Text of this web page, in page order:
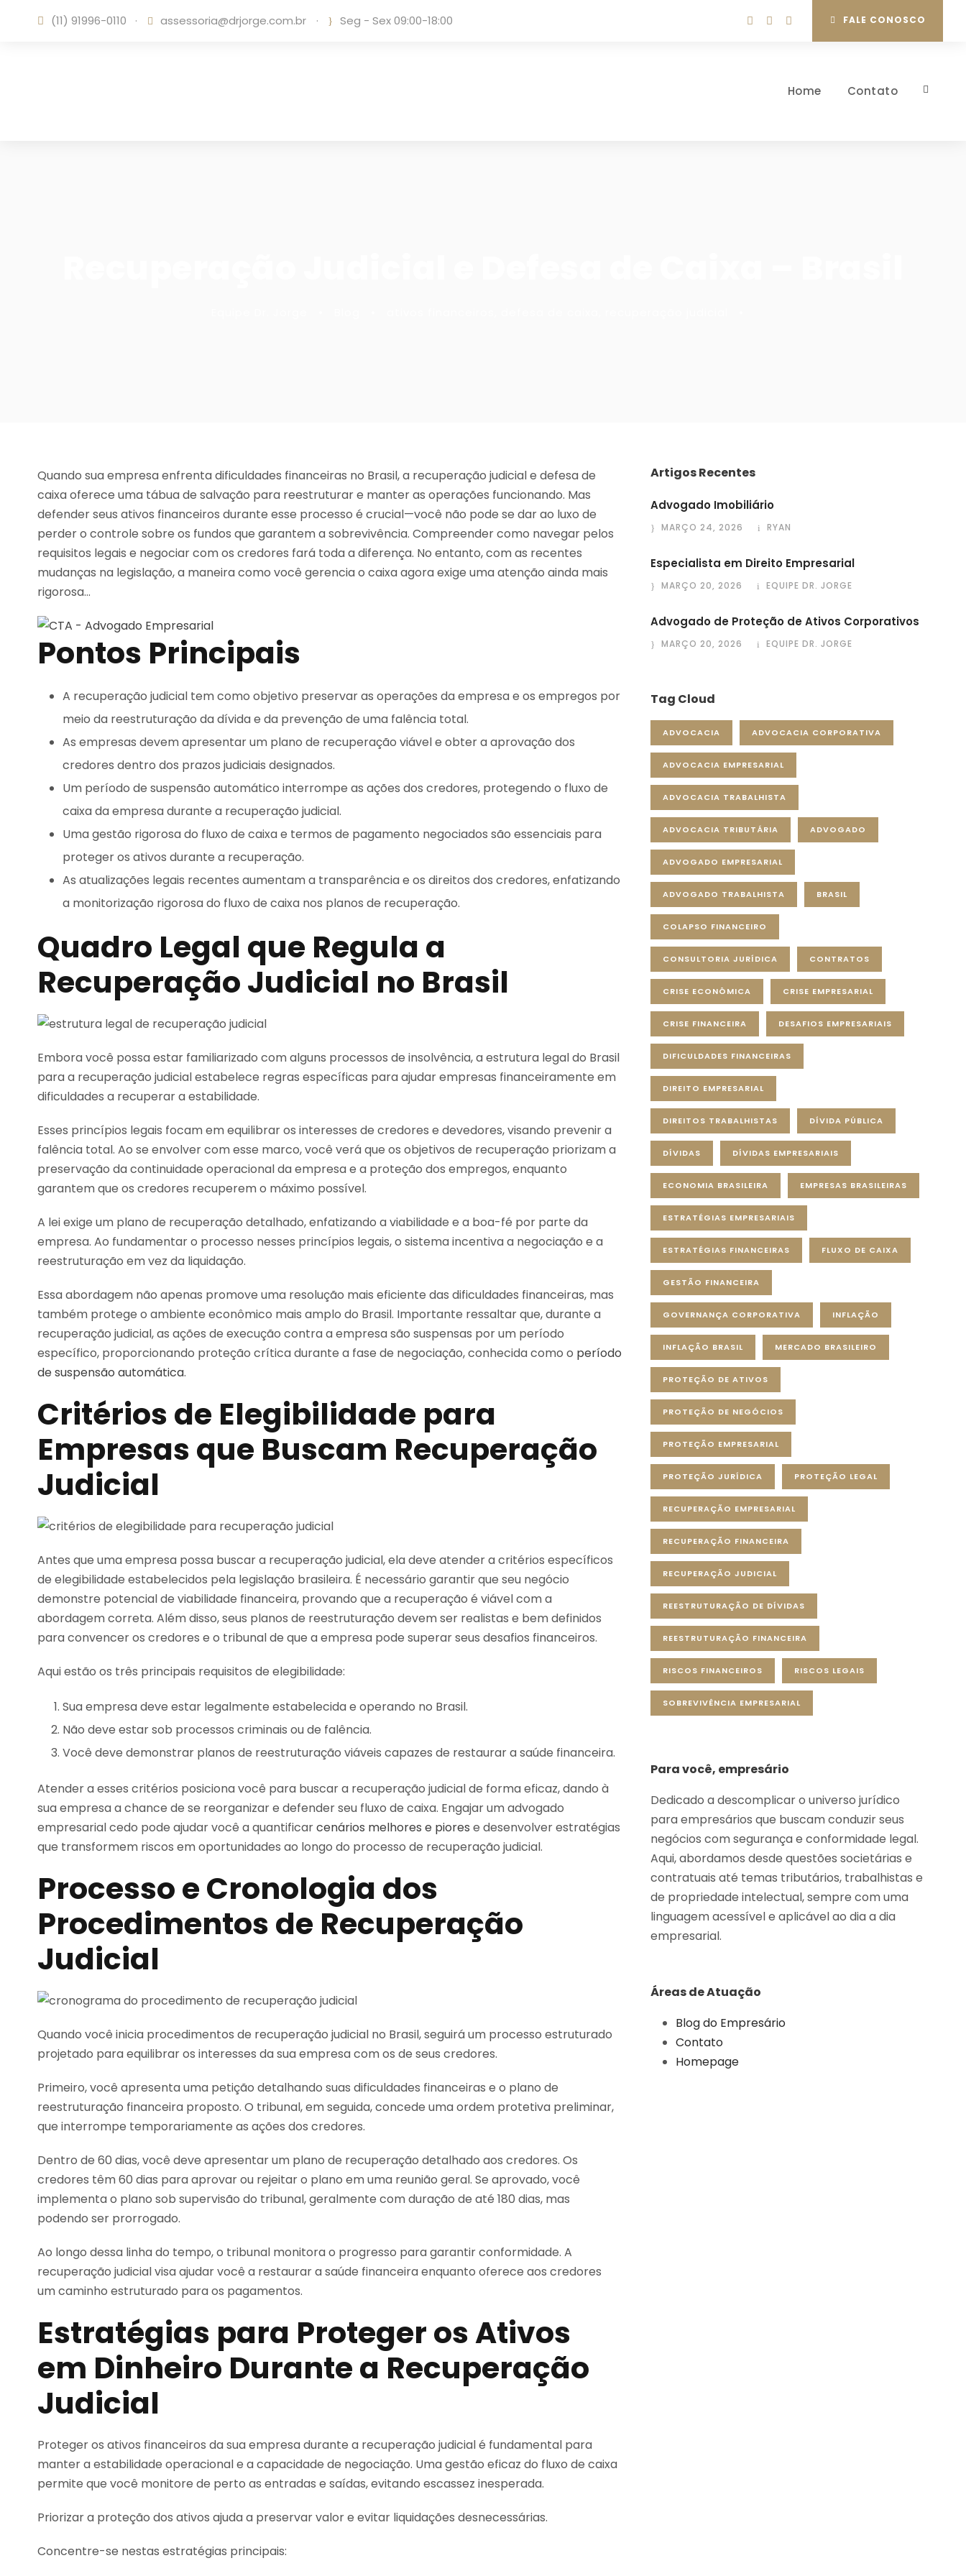
(11) 91996-0110 · assessoria@drjorge.com.br · Seg - Sex 09:00-18:00 FALE CONOSCO
Home Contato
Quando sua empresa enfrenta dificuldades financeiras no Brasil, a recuperação judicial e defesa de
caixa oferece uma tábua de salvação para reestruturar e manter as operações funcionando. Mas
defender seus ativos financeiros durante esse processo é crucial—você não pode se dar ao luxo de
perder o controle sobre os fundos que garantem a sobrevivência. Compreender como navegar pelos
requisitos legais e negociar com os credores fará toda a diferença. No entanto, com as recentes
mudanças na legislação, a maneira como você gerencia o caixa agora exige uma atenção ainda mais
rigorosa…
Pontos Principais
A recuperação judicial tem como objetivo preservar as operações da empresa e os empregos por
meio da reestruturação da dívida e da prevenção de uma falência total.
As empresas devem apresentar um plano de recuperação viável e obter a aprovação dos
credores dentro dos prazos judiciais designados.
Um período de suspensão automático interrompe as ações dos credores, protegendo o fluxo de
caixa da empresa durante a recuperação judicial.
Uma gestão rigorosa do fluxo de caixa e termos de pagamento negociados são essenciais para
proteger os ativos durante a recuperação.
As atualizações legais recentes aumentam a transparência e os direitos dos credores, enfatizando
a monitorização rigorosa do fluxo de caixa nos planos de recuperação.
Quadro Legal que Regula a
Recuperação Judicial no Brasil
Embora você possa estar familiarizado com alguns processos de insolvência, a estrutura legal do Brasil
para a recuperação judicial estabelece regras específicas para ajudar empresas financeiramente em
dificuldades a recuperar a estabilidade.
Esses princípios legais focam em equilibrar os interesses de credores e devedores, visando prevenir a
falência total. Ao se envolver com esse marco, você verá que os objetivos de recuperação priorizam a
preservação da continuidade operacional da empresa e a proteção dos empregos, enquanto
garantem que os credores recuperem o máximo possível.
A lei exige um plano de recuperação detalhado, enfatizando a viabilidade e a boa-fé por parte da
empresa. Ao fundamentar o processo nesses princípios legais, o sistema incentiva a negociação e a
reestruturação em vez da liquidação.
Essa abordagem não apenas promove uma resolução mais eficiente das dificuldades financeiras, mas
também protege o ambiente econômico mais amplo do Brasil. Importante ressaltar que, durante a
recuperação judicial, as ações de execução contra a empresa são suspensas por um período
específico, proporcionando proteção crítica durante a fase de negociação, conhecida como o período
de suspensão automática.
Critérios de Elegibilidade para
Empresas que Buscam Recuperação
Judicial
Antes que uma empresa possa buscar a recuperação judicial, ela deve atender a critérios específicos
de elegibilidade estabelecidos pela legislação brasileira. É necessário garantir que seu negócio
demonstre potencial de viabilidade financeira, provando que a recuperação é viável com a
abordagem correta. Além disso, seus planos de reestruturação devem ser realistas e bem definidos
para convencer os credores e o tribunal de que a empresa pode superar seus desafios financeiros.
Aqui estão os três principais requisitos de elegibilidade:
Sua empresa deve estar legalmente estabelecida e operando no Brasil.
Não deve estar sob processos criminais ou de falência.
Você deve demonstrar planos de reestruturação viáveis capazes de restaurar a saúde financeira.
Atender a esses critérios posiciona você para buscar a recuperação judicial de forma eficaz, dando à
sua empresa a chance de se reorganizar e defender seu fluxo de caixa. Engajar um advogado
empresarial cedo pode ajudar você a quantificarcenários melhores e piores e desenvolver estratégias
que transformem riscos em oportunidades ao longo do processo de recuperação judicial.
Processo e Cronologia dos
Procedimentos de Recuperação
Judicial
Quando você inicia procedimentos de recuperação judicial no Brasil, seguirá um processo estruturado
projetado para equilibrar os interesses da sua empresa com os de seus credores.
Primeiro, você apresenta uma petição detalhando suas dificuldades financeiras e o plano de
reestruturação financeira proposto. O tribunal, em seguida, concede uma ordem protetiva preliminar,
que interrompe temporariamente as ações dos credores.
Dentro de 60 dias, você deve apresentar um plano de recuperação detalhado aos credores. Os
credores têm 60 dias para aprovar ou rejeitar o plano em uma reunião geral. Se aprovado, você
implementa o plano sob supervisão do tribunal, geralmente com duração de até 180 dias, mas
podendo ser prorrogado.
Ao longo dessa linha do tempo, o tribunal monitora o progresso para garantir conformidade. A
recuperação judicial visa ajudar você a restaurar a saúde financeira enquanto oferece aos credores
um caminho estruturado para os pagamentos.
Estratégias para Proteger os Ativos
em Dinheiro Durante a Recuperação
Judicial
Proteger os ativos financeiros da sua empresa durante a recuperação judicial é fundamental para
manter a estabilidade operacional e a capacidade de negociação. Uma gestão eficaz do fluxo de caixa
permite que você monitore de perto as entradas e saídas, evitando escassez inesperada.
Priorizar a proteção dos ativos ajuda a preservar valor e evitar liquidações desnecessárias.
Concentre-se nestas estratégias principais:
Artigos Recentes
Advogado Imobiliário
MARÇO 24, 2026 RYAN
Especialista em Direito Empresarial
MARÇO 20, 2026 EQUIPE DR. JORGE
Advogado de Proteção de Ativos Corporativos
MARÇO 20, 2026 EQUIPE DR. JORGE
Tag Cloud
ADVOCACIA ADVOCACIA CORPORATIVA
ADVOCACIA EMPRESARIAL
ADVOCACIA TRABALHISTA
ADVOCACIA TRIBUTÁRIA ADVOGADO
ADVOGADO EMPRESARIAL
ADVOGADO TRABALHISTA BRASIL
COLAPSO FINANCEIRO
CONSULTORIA JURÍDICA CONTRATOS
CRISE ECONÔMICA CRISE EMPRESARIAL
CRISE FINANCEIRA DESAFIOS EMPRESARIAIS
DIFICULDADES FINANCEIRAS
DIREITO EMPRESARIAL
DIREITOS TRABALHISTAS DÍVIDA PÚBLICA
DÍVIDAS DÍVIDAS EMPRESARIAIS
ECONOMIA BRASILEIRA EMPRESAS BRASILEIRAS
ESTRATÉGIAS EMPRESARIAIS
ESTRATÉGIAS FINANCEIRAS FLUXO DE CAIXA
GESTÃO FINANCEIRA
GOVERNANÇA CORPORATIVA INFLAÇÃO
INFLAÇÃO BRASIL MERCADO BRASILEIRO
PROTEÇÃO DE ATIVOS
PROTEÇÃO DE NEGÓCIOS
PROTEÇÃO EMPRESARIAL
PROTEÇÃO JURÍDICA PROTEÇÃO LEGAL
RECUPERAÇÃO EMPRESARIAL
RECUPERAÇÃO FINANCEIRA
RECUPERAÇÃO JUDICIAL
REESTRUTURAÇÃO DE DÍVIDAS
REESTRUTURAÇÃO FINANCEIRA
RISCOS FINANCEIROS RISCOS LEGAIS
SOBREVIVÊNCIA EMPRESARIAL
Para você, empresário
Dedicado a descomplicar o universo jurídico
para empresários que buscam conduzir seus
negócios com segurança e conformidade legal.
Aqui, abordamos desde questões societárias e
contratuais até temas tributários, trabalhistas e
de propriedade intelectual, sempre com uma
linguagem acessível e aplicável ao dia a dia
empresarial.
Áreas de Atuação
Blog do Empresário
Contato
Homepage